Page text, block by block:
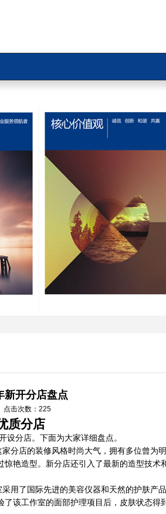
新开分店盘点
击次数：225
质分店
分店。下面为大家详细盘点。
分店的装修风格时尚大气，拥有多位曾为
艳造型。新分店还引入了最新的造型技术
用了国际先进的美容仪器和天然的护肤产
该工作室的面部护理项目后，皮肤状态得